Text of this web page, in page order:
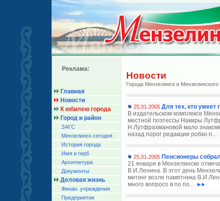
Реклама:
Главная
Новости
К юбилею города
Город и район
ЗАГС
Мензелинск сегодня
История города
Имя и герб
Архитектура
Документы
Деловая жизнь
Финан. учреждения
Предприятия
Новости
Города Мензелинск и Мензелинского
25.01.2005 Для тех, кто умеет
В издательском комплексе
местной поэтессы Накиры
Н.Лутфрахмановой мало
назад порог редакции робко п...
25.01.2005 Пенсионеры
21 января в Мензелинске
В.И.Ленина. В этот день
митинг возле памятника
много вопросо в по по...